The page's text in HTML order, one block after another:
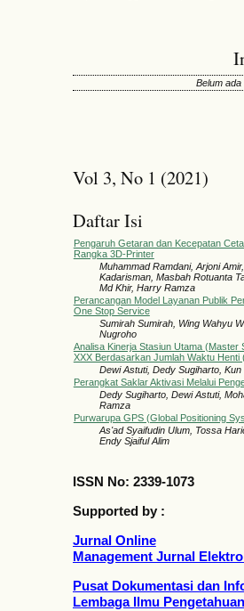
Belum
Vol 3, No 1 (2021)
Daftar Isi
Pengaruh Getaran dan Kecepatan
Rangka 3D-Printer
Muhammad Ramdani, Arjoni
Kadarisman, Masbah Rotuanta
Md Khir, Harry Ramza
Perancangan Model Layanan Publik
One Stop Service
Sumirah Sumirah, Wing Wahyu
Nugroho
Analisa Kinerja Stasiun Utama (Master
XXX Berdasarkan Jumlah Waktu Henti
Dewi Astuti, Dedy Sugiharto,
Perangkat Saklar Aktivasi Melalui
Dedy Sugiharto, Dewi Astuti,
Ramza
Purwarupa GPS (Global Positioning
As'ad Syaifudin Ulum, Tossa
Endy Sjaiful Alim
ISSN No: 2339-1073
Supported by :
Jurnal Online
Management Jurnal
Pusat Dokumentasi dan
Lembaga Ilmu